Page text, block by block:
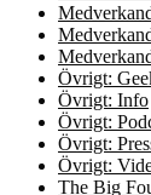
Övrigt:
Övrigt: Info
Övrigt:
Övrigt:
Övrigt:
The Big